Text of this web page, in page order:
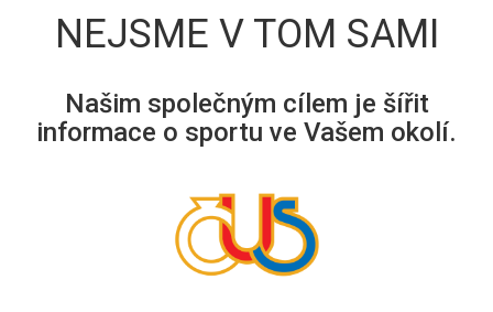
NEJSME V TOM SAMI
Našim společným cílem je šířit
informace o sportu ve Vašem okolí.